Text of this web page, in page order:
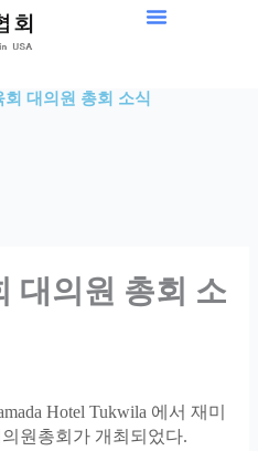
대의원 총회 소식
대의원 총회 소
Hotel Tukwila 에서 재미
원총회가 개최되었다.